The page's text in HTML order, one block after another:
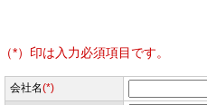
（*）印は入力必須項目です。
会社名(*)